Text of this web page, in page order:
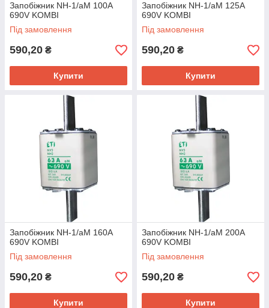
Запобіжник NH-1/aM 100A
690V KOMBI
Під замовлення
590,20 ₴
Купити
Запобіжник NH-1/aM 125A
690V KOMBI
Під замовлення
590,20 ₴
Купити
Запобіжник NH-1/aM 160A
690V KOMBI
Під замовлення
590,20 ₴
Купити
Запобіжник NH-1/aM 200A
690V KOMBI
Під замовлення
590,20 ₴
Купити